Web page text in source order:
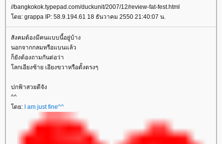
//bangkokok.typepad.com/duckunit/2007/12/review-fat-fest.html
ดย: grappa IP: 58.9.194.61 18 ธันวาคม 2550 21:40:07 น.
สังคมต้องมีคนแบบนี้อยู่บ้าง
นอกจากกลมหรือแบนแล้ว
ก็ยังต้องถามกันต่อว่า
ลกเอียงซ้าย เอียงขวาหรือตั้งตรงๆ
ปกฟ้าสวยดีจัง
^^
ดย:
I am just fine^^